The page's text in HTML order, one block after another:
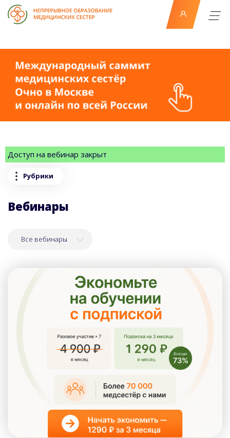
Доступ на вебинар закрыт
Рубрики
Вебинары
Все вебинары